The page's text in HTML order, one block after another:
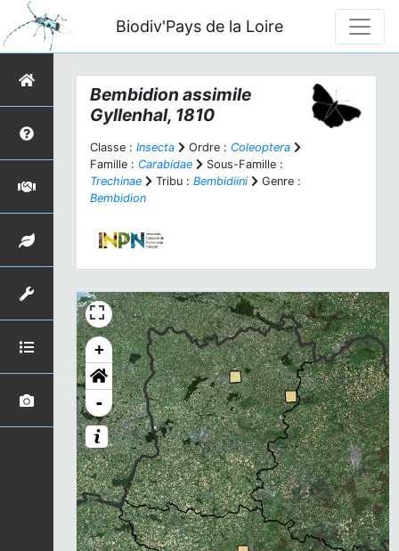
Biodiv'Pays de la Loire
Bembidion assimile
Gyllenhal, 1810
Classe : Insecta Ordre : Coleoptera
Famille : Carabidae
Sous-Famille :
Trechinae
Tribu : Bembidiini
Genre :
Bembidion
+
-